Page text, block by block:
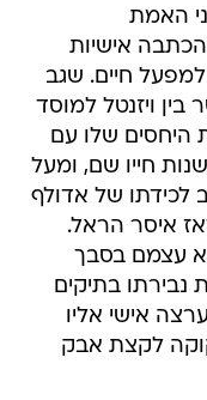
האמת
אישיות
חיים. שגב
ויזנטל למוסד
היחסים שלו עם
חייו שם, ומעל
של אדולף
איסר הראל.
עצמם בסבך
נבירתו בתיקים
אישי אליו
לקצת אבק